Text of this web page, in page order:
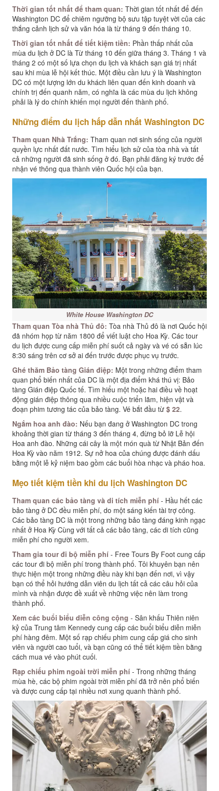
Thời gian tốt nhất để tham quan: Thời gian tốt nhất để đến
Washington DC để chiêm ngưỡng bộ sưu tập tuyệt vời của các
thắng cảnh lịch sử và văn hóa là từ tháng 9 đến tháng 10.
Thời gian tốt nhất để tiết kiệm tiền: Phần thấp nhất của
mùa du lịch ở DC là Từ tháng 10 đến giữa tháng 3. Tháng 1 và
tháng 2 có một số lựa chọn du lịch và khách sạn giá trị nhất
sau khi mùa lễ hội kết thúc. Một điều cần lưu ý là Washington
DC có một lượng lớn du khách liên quan đến kinh doanh và
chính trị đến quanh năm, có nghĩa là các mùa du lịch không
phải là lý do chính khiến mọi người đến thành phố.
Những điểm du lịch hấp dẫn nhất Washington DC
Tham quan Nhà Trắng: Tham quan nơi sinh sống của người
quyền lực nhất đất nước. Tìm hiểu lịch sử của tòa nhà và tất
cả những người đã sinh sống ở đó. Bạn phải đăng ký trước để
nhận vé thông qua thành viên Quốc hội của bạn.
White House Washington DC
Tham quan Tòa nhà Thủ đô: Tòa nhà Thủ đô là nơi Quốc hội
đã nhóm họp từ năm 1800 để viết luật cho Hoa Kỳ. Các tour
du lịch được cung cấp miễn phí suốt cả ngày và vé có sẵn lúc
8:30 sáng trên cơ sở ai đến trước được phục vụ trước.
Ghé thăm Bảo tàng Gián điệp: Một trong những điểm tham
quan phổ biến nhất của DC là một địa điểm khá thú vị: Bảo
tàng Gián điệp Quốc tế. Tìm hiểu một hoặc hai điều về hoạt
động gián điệp thông qua nhiều cuộc triển lãm, hiện vật và
đoạn phim tương tác của bảo tàng. Vé bắt đầu từ $ 22.
Ngắm hoa anh đào: Nếu bạn đang ở Washington DC trong
khoảng thời gian từ tháng 3 đến tháng 4, đừng bỏ lỡ Lễ hội
Hoa anh đào. Những cái cây là một món quà từ Nhật Bản đến
Hoa Kỳ vào năm 1912. Sự nở hoa của chúng được đánh dấu
bằng một lễ kỷ niệm bao gồm các buổi hòa nhạc và pháo hoa.
Mẹo tiết kiệm tiền khi du lịch Washington DC
Tham quan các bảo tàng và di tích miễn phí - Hầu hết các
bảo tàng ở DC đều miễn phí, do một sáng kiến ​​tài trợ công.
Các bảo tàng DC là một trong những bảo tàng đáng kinh ngạc
nhất ở Hoa Kỳ Cùng với tất cả các bảo tàng, các di tích cũng
miễn phí cho người xem.
Tham gia tour đi bộ miễn phí - Free Tours By Foot cung cấp
các tour đi bộ miễn phí trong thành phố. Tôi khuyên bạn nên
thực hiện một trong những điều này khi bạn đến nơi, vì vậy
bạn có thể hỏi hướng dẫn viên du lịch tất cả các câu hỏi của
mình và nhận được đề xuất về những việc nên làm trong
thành phố.
Xem các buổi biểu diễn công cộng - Sân khấu Thiên niên
kỷ của Trung tâm Kennedy cung cấp các buổi biểu diễn miễn
phí hàng đêm. Một số rạp chiếu phim cung cấp giá cho sinh
viên và người cao tuổi, và bạn cũng có thể tiết kiệm tiền bằng
cách mua vé vào phút cuối.
Rạp chiếu phim ngoài trời miễn phí - Trong những tháng
mùa hè, các bộ phim ngoài trời miễn phí đã trở nên phổ biến
và được cung cấp tại nhiều nơi xung quanh thành phố.